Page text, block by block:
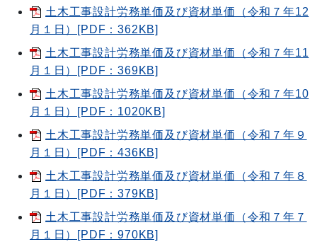
土木工事設計労務単価及び資材単価（令和７年12
月１日）[PDF：362KB]
土木工事設計労務単価及び資材単価（令和７年11
月１日）[PDF：369KB]
土木工事設計労務単価及び資材単価（令和７年10
月１日）[PDF：1020KB]
土木工事設計労務単価及び資材単価（令和７年９
月１日）[PDF：436KB]
土木工事設計労務単価及び資材単価（令和７年８
月１日）[PDF：379KB]
土木工事設計労務単価及び資材単価（令和７年７
月１日）[PDF：970KB]